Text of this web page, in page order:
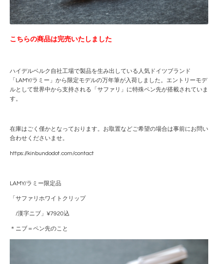
こちらの商品は完売いたしました
ハイデルベルク自社工場で製品を生み出している人気ドイツブランド
「LAMY/ラミー」から限定モデルの万年筆が入荷しました。エントリーモデ
ルとして世界中から支持される「サファリ」に特殊ペン先が搭載されていま
す。
在庫はごく僅かとなっております。お取置などご希望の場合は事前にお問い
合わせくださいませ。
https://kinbundodot.com/contact
LAMY/ラミー限定品
「サファリホワイトクリップ
/漢字ニブ」¥7920込
＊ニブ＝ペン先のこと